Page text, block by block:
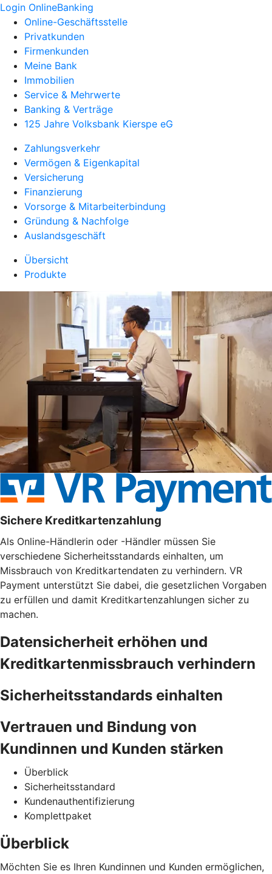
Login OnlineBanking
Online-Geschäftsstelle
Privatkunden
Firmenkunden
Meine Bank
Immobilien
Service & Mehrwerte
Banking & Verträge
125 Jahre Volksbank Kierspe eG
Zahlungsverkehr
Vermögen & Eigenkapital
Versicherung
Finanzierung
Vorsorge & Mitarbeiterbindung
Gründung & Nachfolge
Auslandsgeschäft
Übersicht
Produkte
Sichere Kreditkartenzahlung
Als Online-Händlerin oder -Händler müssen Sie
verschiedene Sicherheitsstandards einhalten, um
Missbrauch von Kreditkartendaten zu verhindern. VR
Payment unterstützt Sie dabei, die gesetzlichen Vorgaben
zu erfüllen und damit Kreditkartenzahlungen sicher zu
machen.
Datensicherheit erhöhen und
Kreditkartenmissbrauch verhindern
Sicherheitsstandards einhalten
Vertrauen und Bindung von
Kundinnen und Kunden stärken
Überblick
Sicherheitsstandard
Kundenauthentifizierung
Komplettpaket
Überblick
Möchten Sie es Ihren Kundinnen und Kunden ermöglichen,